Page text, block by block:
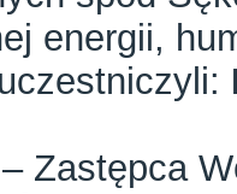
energii,
– Zastępca